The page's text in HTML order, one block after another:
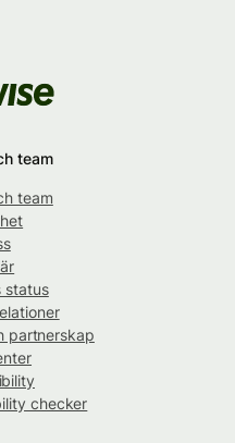
team
team
status
partnerskap
checker